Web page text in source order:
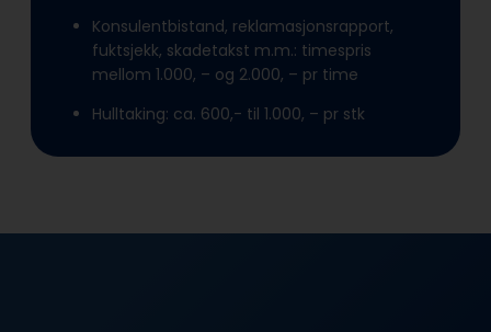
Konsulentbistand, reklamasjonsrapport,
fuktsjekk, skadetakst m.m.: timespris
mellom 1.000, – og 2.000, – pr time
Hulltaking: ca. 600,- til 1.000, – pr stk